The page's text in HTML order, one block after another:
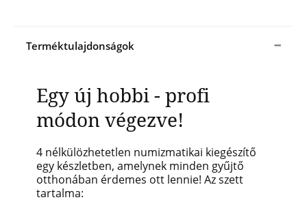
Terméktulajdonságok
Egy új hobbi - profi
módon végezve!
4 nélkülözhetetlen numizmatikai kiegészítő
egy készletben, amelynek minden gyűjtő
otthonában érdemes ott lennie! Az szett
tartalma: